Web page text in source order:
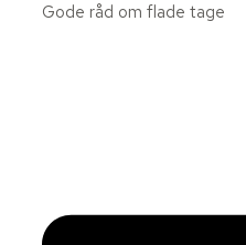
Gode råd om flade tage